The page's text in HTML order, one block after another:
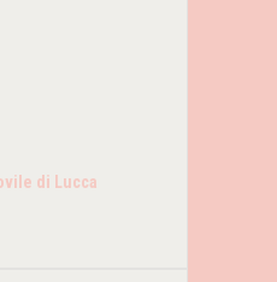
di Lucca